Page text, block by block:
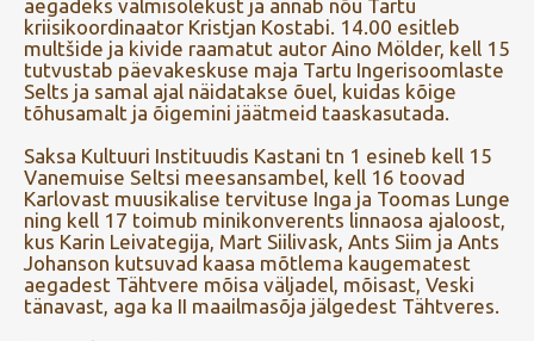
aegadeks valmisolekust ja annab nõu Tartu
kriisikoordinaator Kristjan Kostabi. 14.00 esitleb
multšide ja kivide raamatut autor Aino Mölder, kell 15
tutvustab päevakeskuse maja Tartu Ingerisoomlaste
Selts ja samal ajal näidatakse õuel, kuidas kõige
tõhusamalt ja õigemini jäätmeid taaskasutada.
Saksa Kultuuri Instituudis Kastani tn 1 esineb kell 15
Vanemuise Seltsi meesansambel, kell 16 toovad
Karlovast muusikalise tervituse Inga ja Toomas Lunge
ning kell 17 toimub minikonverents linnaosa ajaloost,
kus Karin Leivategija, Mart Siilivask, Ants Siim ja Ants
Johanson kutsuvad kaasa mõtlema kaugematest
aegadest Tähtvere mõisa väljadel, mõisast, Veski
tänavast, aga ka II maailmasõja jälgedest Tähtveres.